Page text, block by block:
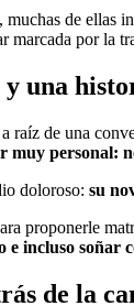
de ellas
marcada por la
y una
raíz de una
muy personal:
doloroso: su
proponerle
incluso soñar
de la